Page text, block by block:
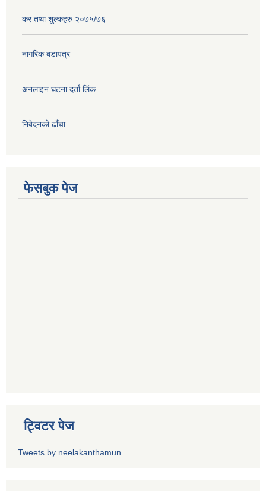
कर तथा शुल्कहरु २०७५/७६
नागरिक बडापत्र
अनलाइन घटना दर्ता लिंक
निबेदनको ढाँचा
फेसबुक पेज
ट्विटर पेज
Tweets by neelakanthamun